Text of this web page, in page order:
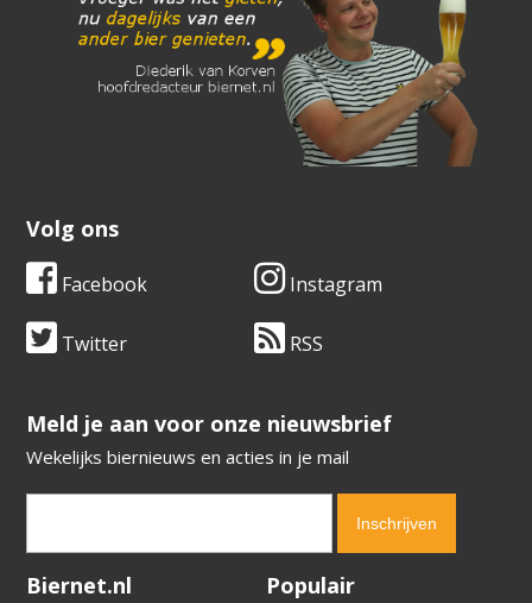
Volg ons
Facebook Instagram
Twitter RSS
​​​​​​​Meld je aan voor onze nieuwsbrief
Wekelijks biernieuws en acties in je mail
Verification code:
Biernet.nl Populair